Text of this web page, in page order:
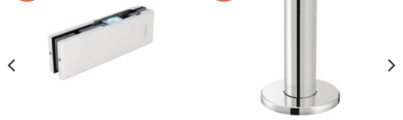
Add to